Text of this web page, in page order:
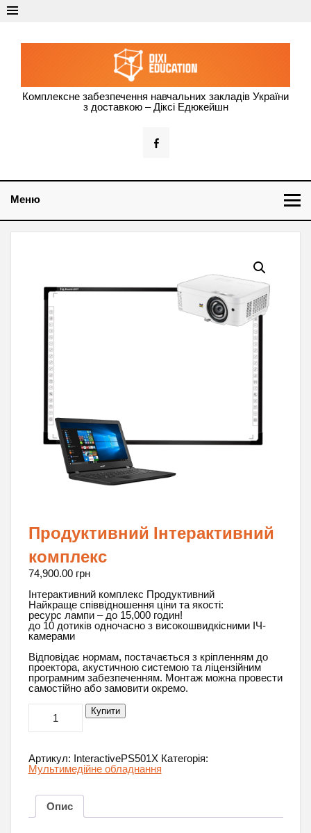
Dixi Education –
оснащення
України
Комплексне забезпечення навчальних закладів України
з доставкою – Діксі Едюкейшн
Меню
Продуктивний Інтерактивний
комплекс
74,900.00 грн
Інтерактивний комплекс Продуктивний
Найкраще співвідношення ціни та якості:
ресурс лампи – до 15,000 годин!
до 10 дотиків одночасно з високошвидкісними ІЧ-
камерами
Відповідає нормам, постачається з кріпленням до
проектора, акустичною системою та ліцензійним
програмним забезпеченням. Монтаж можна провести
самостійно або замовити окремо.
Продуктивний
Інтерактивний
комплекс
Купити
Артикул: InteractivePS501X Категорія:
Мультимедійне обладнання
Опис